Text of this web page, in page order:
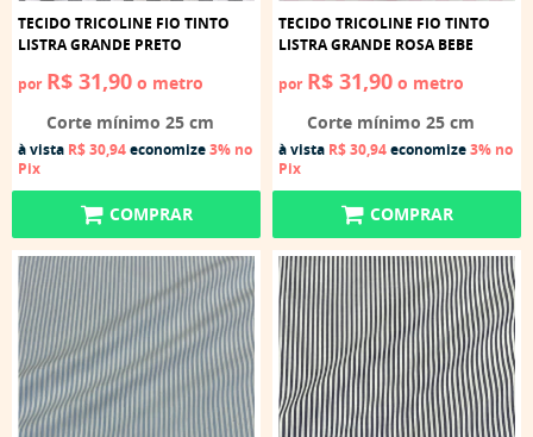
TECIDO TRICOLINE FIO TINTO
LISTRA GRANDE PRETO
por R$ 31,90 o metro
Corte mínimo 25 cm
à vista R$ 30,94economize3% no
Pix
COMPRAR
TECIDO TRICOLINE FIO TINTO
LISTRA GRANDE ROSA BEBE
por R$ 31,90 o metro
Corte mínimo 25 cm
à vista R$ 30,94economize3% no
Pix
COMPRAR